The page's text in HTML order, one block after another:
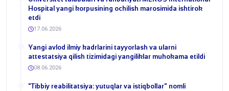
Hospital yangi korpusining ochilish marosimida ishtirok
etdi
17.06.2026
Yangi avlod ilmiy kadrlarini tayyorlash va ularni
attestatsiya qilish tizimidagi yangiliklar muhokama etildi
08.06.2026
​"Tibbiy reabilitatsiya: yutuqlar va istiqbollar" nomli